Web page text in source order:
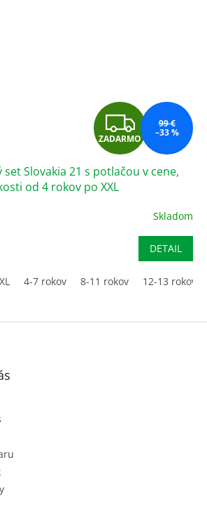
Z
A
D
A
R
M
ZADARMO
99 €
–33 %
set Slovakia 21 s potlačou v cene,
od 4 rokov po XXL
Skladom
DETAIL
4-7 rokov 8-11 rokov 12-13 rokov